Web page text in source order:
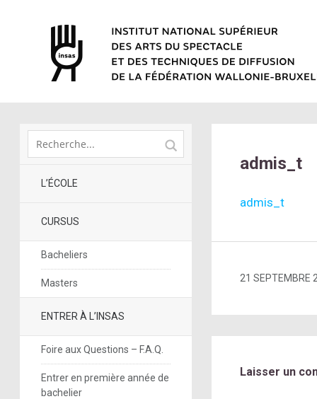
L’ÉCOLE
CURSUS
Bacheliers
Masters
ENTRER À L’INSAS
Foire aux Questions – F.A.Q.
Entrer en première année de
bachelier
admis_t
admis_t
21 SEPTEMBRE
Laisser un